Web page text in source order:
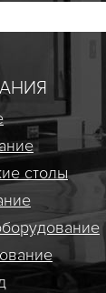
столы